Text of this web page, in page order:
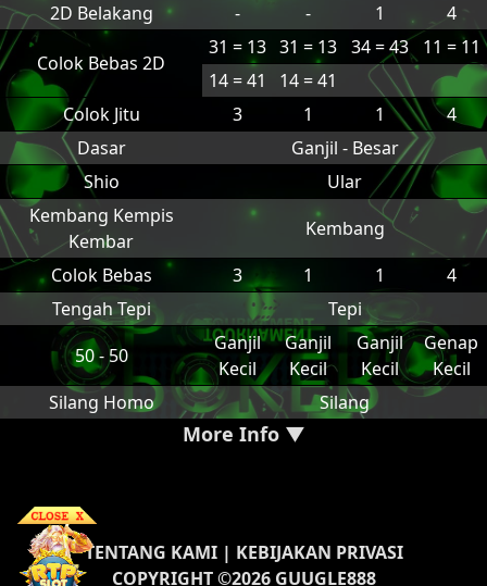
2D Belakang
- - 1 4
Colok Bebas 2D
31 = 13 31 = 13 34 = 43
11 = 11
14 = 41
14 = 41
Colok Jitu
3 1 1
4
Dasar
Ganjil - Besar
Shio
Ular
Kembang Kempis
Kembar
Kembang
Colok Bebas
3 1 1
4
Tengah Tepi
Tepi
50 - 50
Ganjil
Kecil
Ganjil
Kecil
Ganjil
Kecil
Genap
Kecil
Silang Homo
Silang
More Info ▼
TENTANG KAMI| KEBIJAKAN PRIVASI
COPYRIGHT ©2026 GUUGLE888